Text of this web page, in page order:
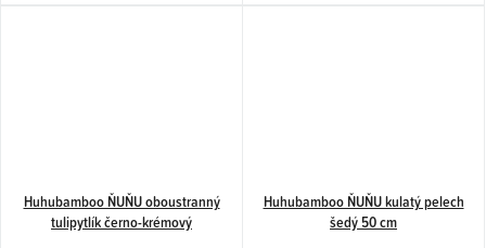
Huhubamboo ŇUŇU oboustranný
tulipytlík černo-krémový
Huhubamboo ŇUŇU kulatý pelech
šedý 50 cm